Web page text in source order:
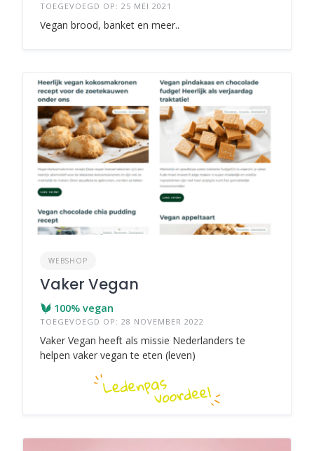
TOEGEVOEGD OP: 25 MEI 2021
Vegan brood, banket en meer..
WEBSHOP
Vaker Vegan
100% vegan
TOEGEVOEGD OP: 28 NOVEMBER 2022
Vaker Vegan heeft als missie Nederlanders te
helpen vaker vegan te eten (leven)